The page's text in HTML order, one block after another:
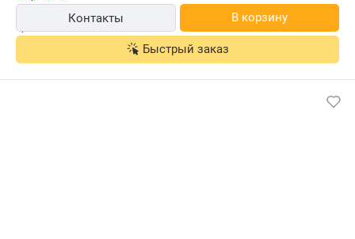
Контакты В корзину
Быстрый заказ